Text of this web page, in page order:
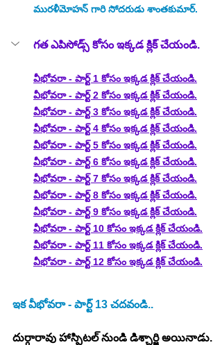
మురళీమోహన్ గారి సోదరుడు శాంతకుమార్.
గత ఎపిసోడ్స్ కోసం ఇక్కడ క్లిక్ చేయండి.
వీభోవరా - పార్ట్ 1 కోసం ఇక్కడ క్లిక్ చేయండి.
వీభోవరా - పార్ట్ 2 కోసం ఇక్కడ క్లిక్ చేయండి.
వీభోవరా - పార్ట్ 3 కోసం ఇక్కడ క్లిక్ చేయండి.
వీభోవరా - పార్ట్ 4 కోసం ఇక్కడ క్లిక్ చేయండి.
వీభోవరా - పార్ట్ 5 కోసం ఇక్కడ క్లిక్ చేయండి.
వీభోవరా - పార్ట్ 6 కోసం ఇక్కడ క్లిక్ చేయండి.
వీభోవరా - పార్ట్ 7 కోసం ఇక్కడ క్లిక్ చేయండి.
వీభోవరా - పార్ట్ 8 కోసం ఇక్కడ క్లిక్ చేయండి.
వీభోవరా - పార్ట్ 9 కోసం ఇక్కడ క్లిక్ చేయండి.
వీభోవరా - పార్ట్ 10 కోసం ఇక్కడ క్లిక్ చేయండి.
వీభోవరా - పార్ట్ 11 కోసం ఇక్కడ క్లిక్ చేయండి.
వీభోవరా - పార్ట్ 12 కోసం ఇక్కడ క్లిక్ చేయండి.
ఇక వీభోవరా - పార్ట్ 13 చదవండి..
దుర్గారావు హాస్పిటల్ నుండి డిశ్చార్జి అయినాడు.